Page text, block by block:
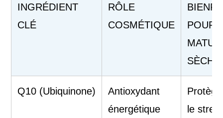
INGRÉDIENT
CLÉ
RÔLE
COSMÉTIQUE
POUR
SÈCHE
Q10 (Ubiquinone)
Antioxydant
énergétique
le